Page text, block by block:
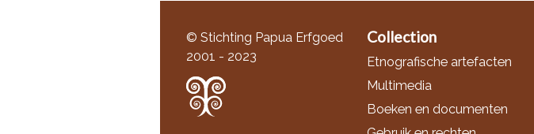
© Stichting Papua Erfgoed
2001 - 2023
Collection
Etnografische artefacten
Multimedia
Boeken en documenten